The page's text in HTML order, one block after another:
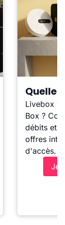
Quelle
Livebox ?
Box ?
débits et
offres
d'accès.
Je